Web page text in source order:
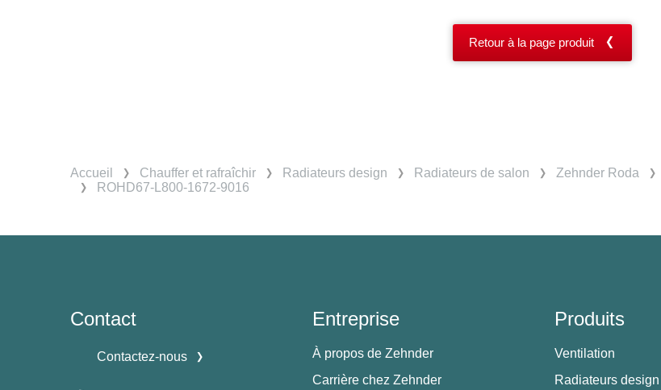
Retour à la page produit
Accueil Chauffer et rafraîchir Radiateurs design Radiateurs de salon Zehnder Roda
ROHD67-L800-1672-9016
Contact
Contactez-nous
Entreprise
À propos de Zehnder
Carrière chez Zehnder
Produits
Ventilation
Radiateurs design